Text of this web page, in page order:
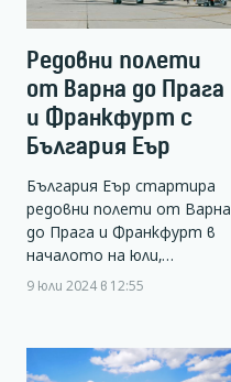
Редовни полети
от Варна до Прага
и Франкфурт с
България Еър
България Еър стартира
редовни полети от Варна
до Прага и Франкфурт в
началото на юли,…
9 юли 2024 в 12:55